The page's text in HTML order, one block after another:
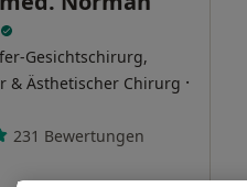
Gesichtschirurg,
& Ästhetischer Chirurg ·
231 Bewertungen